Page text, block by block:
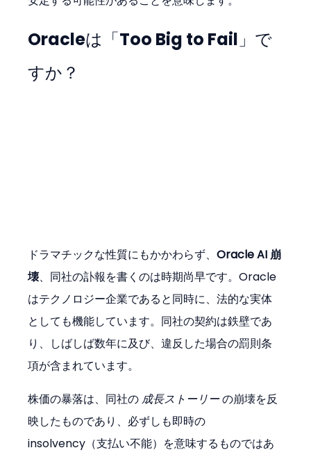
Oracleは「Too Big to Fail」で
すか？
ドラマチックな性質にもかかわらず、Oracle AI 崩
壊、同社の訃報を書くのは時期尚早です。Oracle
はテクノロジー企業であると同時に、法的な実体
としても機能しています。同社の契約は鉄壁であ
り、しばしば数年に及び、違反した場合の罰則条
項が含まれています。
株価の暴落は、同社の 成長ストーリー の崩壊を反
映したものであり、必ずしも即時の
insolvency（支払い不能）を意味するものではあ